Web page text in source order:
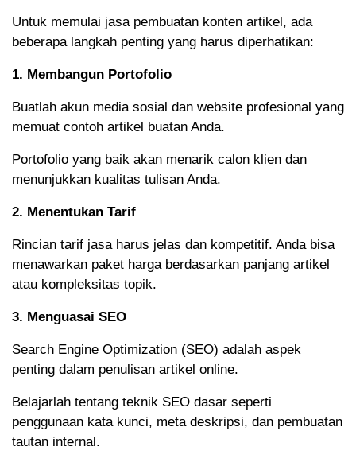
Untuk memulai jasa pembuatan konten artikel, ada
beberapa langkah penting yang harus diperhatikan:
1. Membangun Portofolio
Buatlah akun media sosial dan website profesional yang
memuat contoh artikel buatan Anda.
Portofolio yang baik akan menarik calon klien dan
menunjukkan kualitas tulisan Anda.
2. Menentukan Tarif
Rincian tarif jasa harus jelas dan kompetitif. Anda bisa
menawarkan paket harga berdasarkan panjang artikel
atau kompleksitas topik.
3. Menguasai SEO
Search Engine Optimization (SEO) adalah aspek
penting dalam penulisan artikel online.
Belajarlah tentang teknik SEO dasar seperti
penggunaan kata kunci, meta deskripsi, dan pembuatan
tautan internal.